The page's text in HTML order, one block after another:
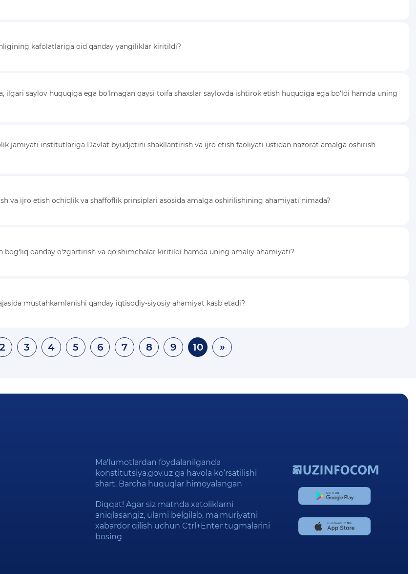
kafolatlariga oid qanday yangiliklar kiritildi?
ilgari saylov huquqiga ega bo‘lmagan qaysi toifa shaxslar saylovda ishtirok etish huquqiga ega bo‘ldi hamda uning
jamiyati institutlariga Davlat byudjetini shakllantirish va ijro etish faoliyati ustidan nazorat amalga oshirish
va ijro etish ochiqlik va shaffoflik prinsiplari asosida amalga oshirilishining ahamiyati nimada?
qanday o‘zgartirish va qo‘shimchalar kiritildi hamda uning amaliy ahamiyati?
mustahkamlanishi qanday iqtisodiy-siyosiy ahamiyat kasb etadi?
2 3 4 5 6 7 8 9 10 »
Ma'lumotlardan foydalanilganda
konstitutsiya.gov.uz ga havola ko‘rsatilishi
shart. Barcha huquqlar himoyalangan
Diqqat! Agar siz matnda xatoliklarni
aniqlasangiz, ularni belgilab, ma'muriyatni
xabardor qilish uchun Ctrl+Enter tugmalarini
bosing